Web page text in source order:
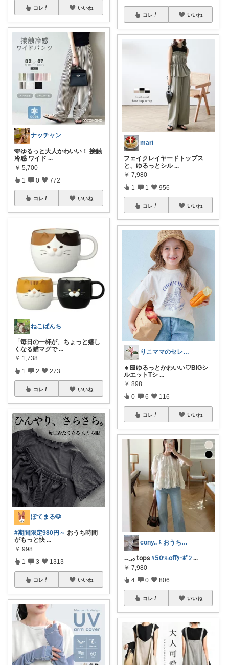
コレ いいね
ナッチャン
🩵ゆるっと大人かわいい！ 接触
冷感 ワイド ...
￥ 5,700
1 0 772
コレ いいね
ねこぱんち
「毎日の一杯が、ちょっと嬉し
くなる猫マグで ...
￥ 1,738
1 2 273
コレ いいね
ぽてまる🐶
#期間限定980円～ おうち時間
がもっと快 ...
￥ 998
1 3 1313
コレ いいね
コレ いいね
mari
フェイクレイヤードトップス
と、ゆるっとシル ...
￥ 7,980
1 1 956
コレ いいね
りこママのセレクトROOM
👧🏻ゆるっとかわいい♡BIGシ
ルエットTシ ...
￥ 898
0 6 116
コレ いいね
cony..〻おうち時間とインテリア
𓂃𓈒𓂂 𝗍𝗈𝗉𝗌 #𝟧𝟢%𝗈𝖿𝖿ｸｰﾎﾟﾝ ...
￥ 7,980
4 0 806
コレ いいね